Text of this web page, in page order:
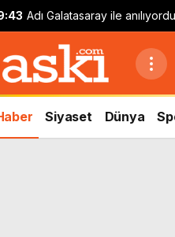
Adı Galatasaray ile
Farioli’den Radrigo Mora
yanıt
Siyaset Dünya